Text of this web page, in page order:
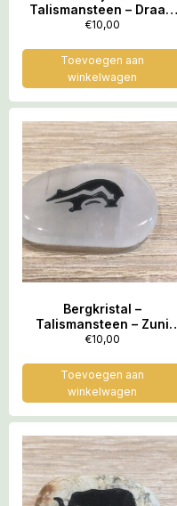
Talismansteen – Draak,
Drakin
€10,00
Toevoegen aan
winkelwagen
Bergkristal –
Talismansteen – Zuni
beer = Gelukssymbool
€10,00
Toevoegen aan
winkelwagen